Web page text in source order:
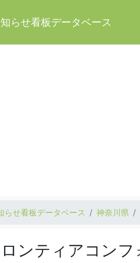
らせ看板データベース
らせ看板データベース 神奈川県
ンティアコン